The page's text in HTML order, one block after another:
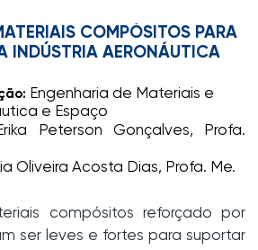
COMPÓSITOS PARA
INDÚSTRIA AERONÁUTICA
Engenharia de Materiais e
e Espaço
Peterson Gonçalves, Profa.
Oliveira Acosta Dias, Profa. Me.
compósitos reforçado por
ser leves e fortes para suportar